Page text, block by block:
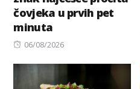
čovjeka u prvih pet
minuta
Posted
06/08/2026